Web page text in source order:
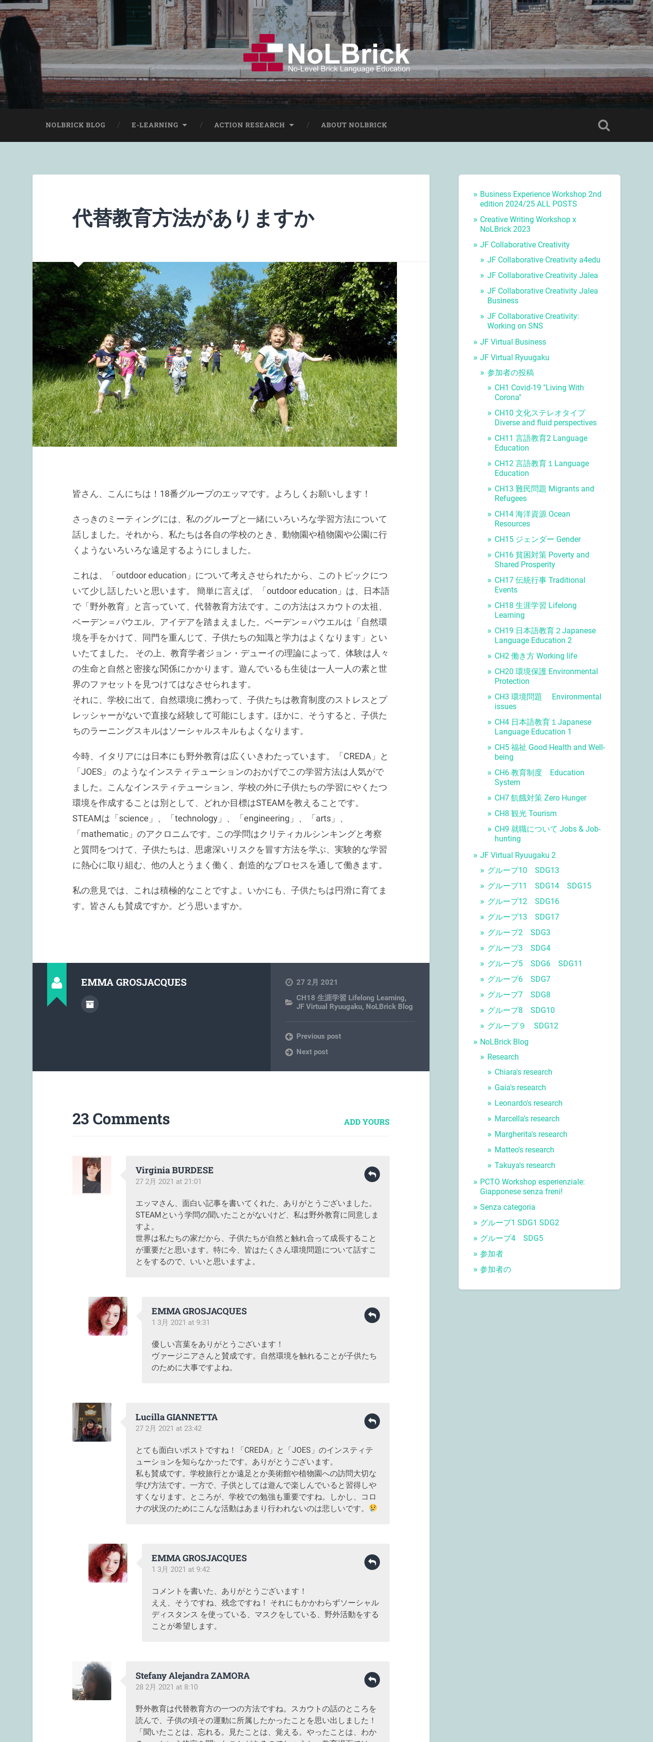
NOLBRICK BLOG E-LEARNING ACTION RESEARCH ABOUT NOLBRICK
代替教育方法がありますか
皆さん、こんにちは！18番グループのエッマです。よろしくお願いします！
さっきのミーティングには、私のグループと一緒にいろいろな学習方法について
話しました。それから、私たちは各自の学校のとき、動物園や植物園や公園に行
くようないろいろな遠足するようにしました。
これは、「outdoor education」について考えさせられたから、このトピックにつ
いて少し話したいと思います。 簡単に言えば、「outdoor education」は、日本語
で「野外教育」と言っていて、代替教育方法です。この方法はスカウトの太祖、
ベーデン＝パウエル、アイデアを踏まえました。ベーデン＝パウエルは「自然環
境を手をかけて、同門を重んじて、子供たちの知識と学力はよくなります」とい
いたてました。 その上、教育学者ジョン・デューイの理論によって、体験は人々
の生命と自然と密接な関係にかかります。遊んでいるも生徒は一人一人の素と世
界のファセットを見つけてはなさせられます。
それに、学校に出て、自然環境に携わって、子供たちは教育制度のストレスとプ
レッシャーがないで直接な経験して可能にします。ほかに、そうすると、子供た
ちのラーニングスキルはソーシャルスキルもよくなります。
今時、イタリアには日本にも野外教育は広くいきわたっています。「CREDA」と
「JOES」 のようなインスティテューションのおかげでこの学習方法は人気がで
ました。こんなインスティテューション、学校の外に子供たちの学習にやくたつ
環境を作成することは別として、どれか目標はSTEAMを教えることです。
STEAMは「science」、「technology」、「engineering」、「arts」、
「mathematic」のアクロニムです。この学問はクリティカルシンキングと考察
と質問をつけて、子供たちは、思慮深いリスクを冒す方法を学ぶ、実験的な学習
に熱心に取り組む、他の人とうまく働く、創造的なプロセスを通して働きます。
私の意見では、これは積極的なことですよ。いかにも、子供たちは円滑に育てま
す。皆さんも賛成ですか。どう思いますか。
EMMA GROSJACQUES
27 2月 2021
CH18 生涯学習 Lifelong Learning,
JF Virtual Ryuugaku, NoLBrick Blog
Previous post
Next post
23 Comments ADD YOURS
Virginia BURDESE
27 2月 2021 at 21:01
エッマさん、面白い記事を書いてくれた、ありがとうございました。
STEAMという学問の聞いたことがないけど、私は野外教育に同意しま
すよ。
世界は私たちの家だから、子供たちが自然と触れ合って成長すること
が重要だと思います。特に今、皆はたくさん環境問題について話すこ
とをするので、いいと思いますよ。
EMMA GROSJACQUES
1 3月 2021 at 9:31
優しい言葉をありがとうございます！
ヴァージニアさんと賛成です。自然環境を触れることが子供たち
のために大事ですよね。
Lucilla GIANNETTA
27 2月 2021 at 23:42
とても面白いポストですね！「CREDA」と「JOES」のインスティテ
ューションを知らなかったです。ありがとうございます。
私も賛成です。学校旅行とか遠足とか美術館や植物園への訪問大切な
学び方法です。一方で、子供としては遊んで楽しんでいると習得しや
すくなります。ところが、学校での勉強も重要ですね。しかし、コロ
ナの状況のためにこんな活動はあまり行われないのは悲しいです。
EMMA GROSJACQUES
1 3月 2021 at 9:42
コメントを書いた、ありがとうございます！
ええ、そうですね、残念ですね！ それにもかかわらずソーシャル
ディスタンス を使っている、マスクをしている、野外活動をする
ことが希望します。
Stefany Alejandra ZAMORA
28 2月 2021 at 8:10
野外教育は代替教育方の一つの方法ですね。スカウトの話のところを
読んで、子供の頃その運動に所属したかったことを思い出しました！
「聞いたことは、忘れる。見たことは、覚える。やったことは、わか
Business Experience Workshop 2nd
edition 2024/25 ALL POSTS
Creative Writing Workshop x
NoLBrick 2023
JF Collaborative Creativity
JF Collaborative Creativity a4edu
JF Collaborative Creativity Jalea
JF Collaborative Creativity Jalea
Business
JF Collaborative Creativity:
Working on SNS
JF Virtual Business
JF Virtual Ryuugaku
参加者の投稿
CH1 Covid-19 "Living With
Corona"
CH10 文化ステレオタイプ
Diverse and fluid perspectives
CH11 言語教育2 Language
Education
CH12 言語教育１Language
Education
CH13 難民問題 Migrants and
Refugees
CH14 海洋資源 Ocean
Resources
CH15 ジェンダー Gender
CH16 貧困対策 Poverty and
Shared Prosperity
CH17 伝統行事 Traditional
Events
CH18 生涯学習 Lifelong
Learning
CH19 日本語教育２Japanese
Language Education 2
CH2 働き方 Working life
CH20 環境保護 Environmental
Protection
CH3 環境問題 Environmental
issues
CH4 日本語教育１Japanese
Language Education 1
CH5 福祉 Good Health and Well-
being
CH6 教育制度 Education
System
CH7 飢餓対策 Zero Hunger
CH8 観光 Tourism
CH9 就職について Jobs & Job-
hunting
JF Virtual Ryuugaku 2
グループ10 SDG13
グループ11 SDG14 SDG15
グループ12 SDG16
グループ13 SDG17
グループ2 SDG3
グループ3 SDG4
グループ5 SDG6 SDG11
グループ6 SDG7
グループ7 SDG8
グループ8 SDG10
グループ９ SDG12
NoLBrick Blog
Research
Chiara's research
Gaia's research
Leonardo's research
Marcella's research
Margherita's research
Matteo's research
Takuya's research
PCTO Workshop esperienziale:
Giapponese senza freni!
Senza categoria
グループ1 SDG1 SDG2
グループ4 SDG5
参加者
参加者の